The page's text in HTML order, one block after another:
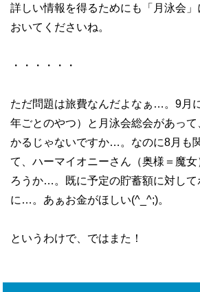
詳しい情報を得るためにも「月泳会
おいてくださいね。
・・・・・・
ただ問題は旅費なんだよなぁ…。9月
年ごとのやつ）と月泳会総会があっ
かるじゃないですか…。なのに8月も
て、ハーマイオニーさん（奥様＝魔
ろうか…。既に予定の貯蓄額に対して
に…。あぁお金がほしい(^_^;)。
というわけで、ではまた！